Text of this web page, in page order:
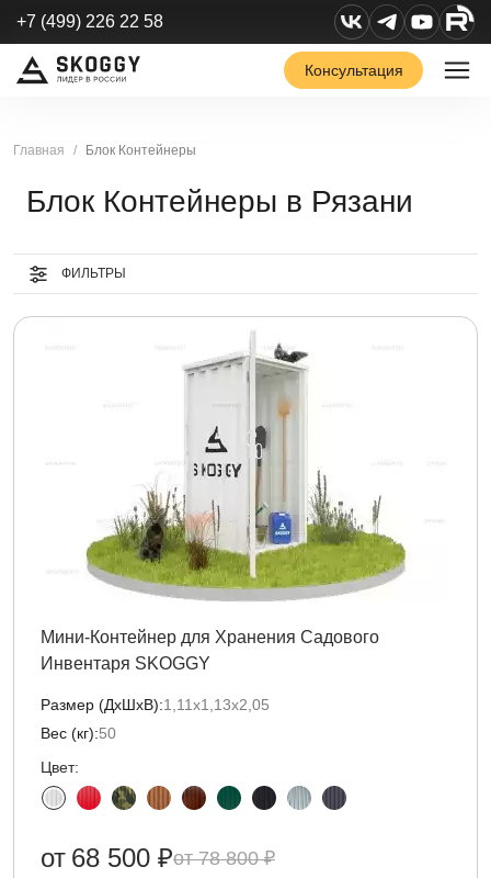
+7 (499) 226 22 58
Консультация
Главная Блок Контейнеры
Блок Контейнеры в Рязани
ФИЛЬТРЫ
Мини-Контейнер для Хранения Садового
Инвентаря SKOGGY
Размер (ДxШxВ):1,11х1,13х2,05
Вес (кг):50
Цвет:
78 800 ₽
от 68 500 ₽